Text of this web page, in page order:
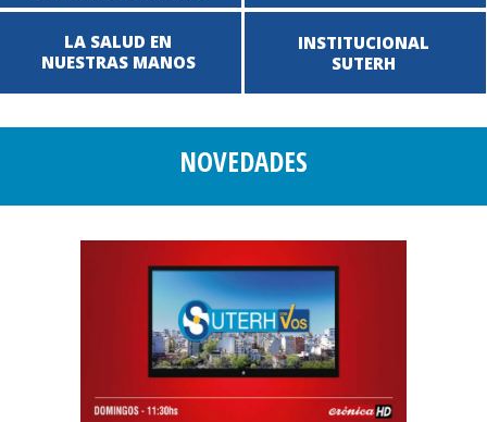
LA SALUD EN
NUESTRAS MANOS
INSTITUCIONAL
SUTERH
NOVEDADES